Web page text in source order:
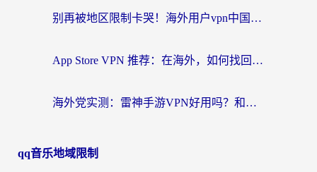
别再被地区限制卡哭！海外用户vpn中国下载全攻略，无缝刷剧办公社交
App Store VPN 推荐：在海外，如何找回那扇回家的“任意门”？
海外党实测：雷神手游VPN好用吗？和闪电VPN对比哪个回国效果更好？附小众工具深度测评
qq音乐地域限制